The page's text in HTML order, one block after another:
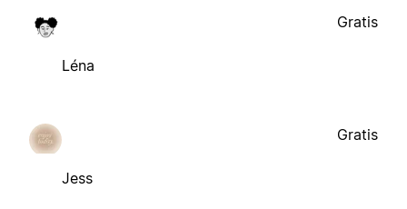
Léna
Gratis
Jess
Gratis